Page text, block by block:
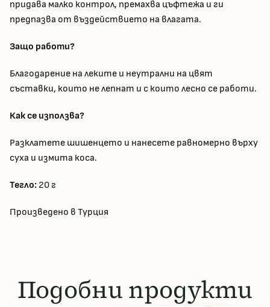
придава малко контрол, премахва цъфтежа и ги
предпазва от въздействието на влагата.
Защо работи?
Благодарение на леките и неутрални на цвят
съставки, които не лепнат и с които лесно се работи.
Как се използва?
Разклатете шишенцето и нанесете равномерно върху
суха и измита коса.
Тегло: 20 г
Произведено в Турция
Подобни продукти